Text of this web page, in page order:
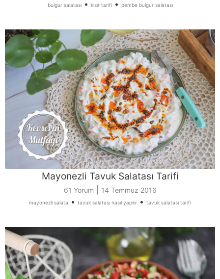
bulgur salatası• kısır tarifi• pembe bulgur salatası
Mayonezli Tavuk Salatası Tarifi
61 Yorum 14 Temmuz 2016
mayonezli salata • tavuk salatası nasıl yapılır • tavuk salatası tarifi